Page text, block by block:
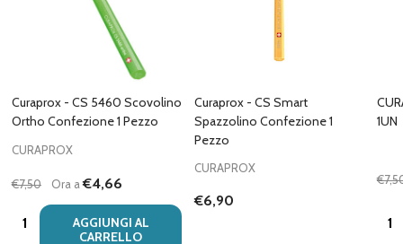
Curaprox - CS 5460 Scovolino
Ortho Confezione 1 Pezzo
CURAPROX
€7,50 Ora a€4,66
Quantità:
AGGIUNGI AL
CARRELLO
Curaprox - CS Smart
Spazzolino Confezione 1
Pezzo
CURAPROX
€6,90
1UN